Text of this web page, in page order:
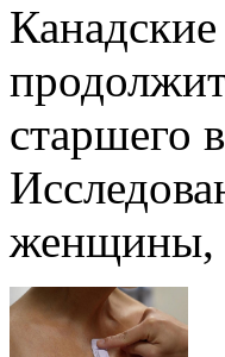
старшего
женщины,